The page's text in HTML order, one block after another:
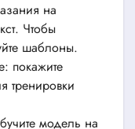
на
Чтобы
шаблоны.
покажите
тренировки
модель на